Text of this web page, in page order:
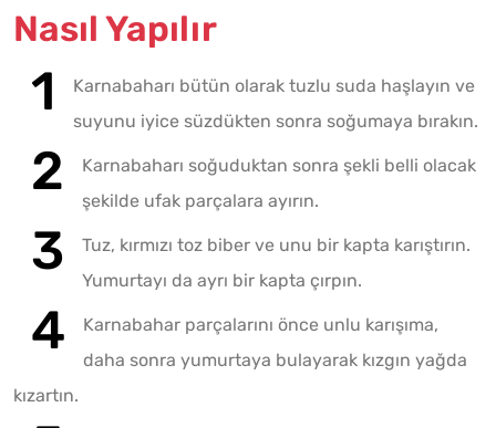
Nasıl Yapılır
Karnabaharı bütün olarak tuzlu suda haşlayın ve
suyunu iyice süzdükten sonra soğumaya bırakın.
Karnabaharı soğuduktan sonra şekli belli olacak
şekilde ufak parçalara ayırın.
Tuz, kırmızı toz biber ve unu bir kapta karıştırın.
Yumurtayı da ayrı bir kapta çırpın.
Karnabahar parçalarını önce unlu karışıma,
daha sonra yumurtaya bulayarak kızgın yağda
kızartın.